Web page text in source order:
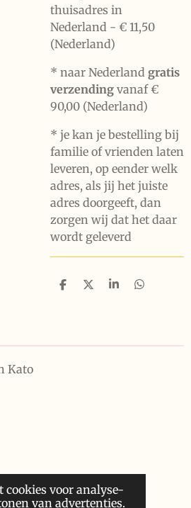
cookies voor analyse-
van advertenties.
thuisadres in
Nederland - € 11,50
(Nederland)
* naar Nederland gratis
verzending vanaf €
90,00 (Nederland)
* je kan je bestelling bij
familie of vrienden laten
leveren, op eender welk
adres, als jij het juiste
adres doorgeeft, dan
zorgen wij dat het daar
wordt geleverd
D
D
S
D
Kato